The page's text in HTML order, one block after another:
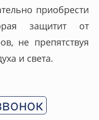
приобрести
защитит от
не препятствуя
и света.